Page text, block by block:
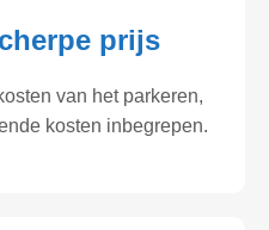
prijs
van het parkeren,
kosten inbegrepen.